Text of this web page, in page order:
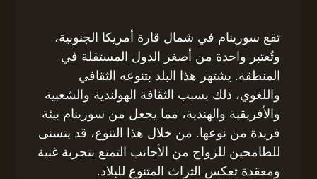
تقع سورينام في شمال قارة أمريكا الجنوبية،
وتُعتبر واحدة من أصغر الدول المستقلة في
المنطقة. يشتهر هذا البلد بتنوعه الثقافي
واللغوي، ذلك بسبب الثقافة الهولندية والشعبية
والأفريقية والهندية، مما يجعل من سورينام بيئة
فريدة من نوعها. من خلال هذا التنوع، قد يتسنى
للطامحين للزواج من الأجانب التمتع بتجربة غنية
ومعقدة تعكس التراث المتنوع للبلاد.